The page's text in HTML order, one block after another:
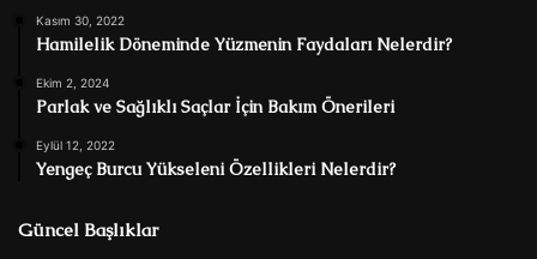
Kasım 30, 2022
Hamilelik Döneminde Yüzmenin Faydaları Nelerdir?
Ekim 2, 2024
Parlak ve Sağlıklı Saçlar İçin Bakım Önerileri
Eylül 12, 2022
Yengeç Burcu Yükseleni Özellikleri Nelerdir?
Güncel Başlıklar